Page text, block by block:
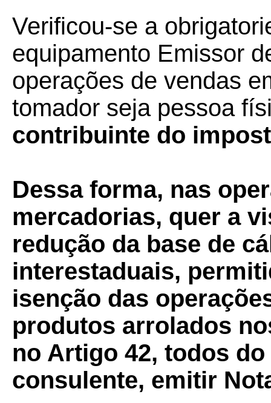
Verificou-se a
equipamento Emissor
operações de vendas
tomador seja pessoa
contribuinte do
Dessa forma, nas
mercadorias, quer a
redução da base de
interestaduais,
isenção das
produtos arrolados
no Artigo 42, todos do
consulente, emitir